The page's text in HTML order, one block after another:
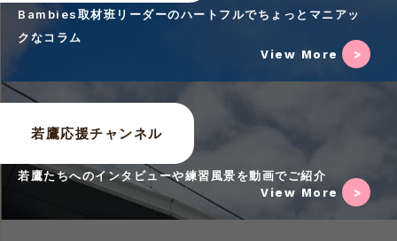
Bambies取材班リーダーのハートフルでちょっとマニアッ
クなコラム
View More
若鷹応援チャンネル
若鷹たちへのインタビューや練習風景を動画でご紹介
View More